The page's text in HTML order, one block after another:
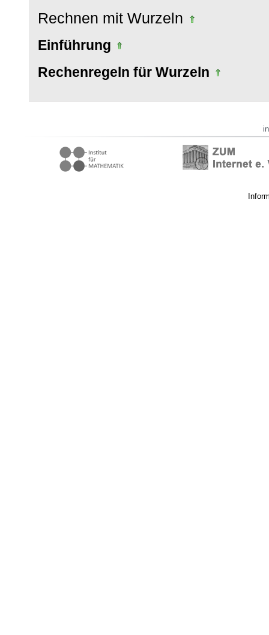
Rechnen mit Wurzeln
Einführung
Rechenregeln für Wurzeln